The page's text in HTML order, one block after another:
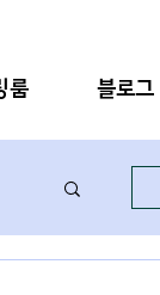
룸 블로그